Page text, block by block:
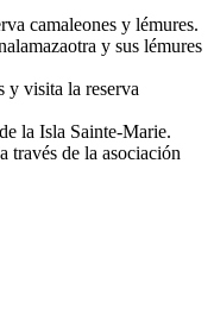
camaleones y lémures.
y sus lémures
y visita la reserva
la Isla Sainte-Marie.
través de la asociación